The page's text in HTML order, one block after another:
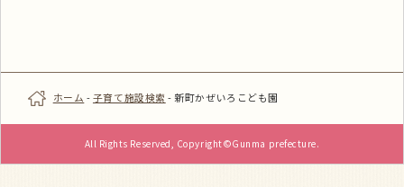
ホーム -子育て施設検索 -新町かぜいろこども園
All Rights Reserved, Copyright©Gunma prefecture.